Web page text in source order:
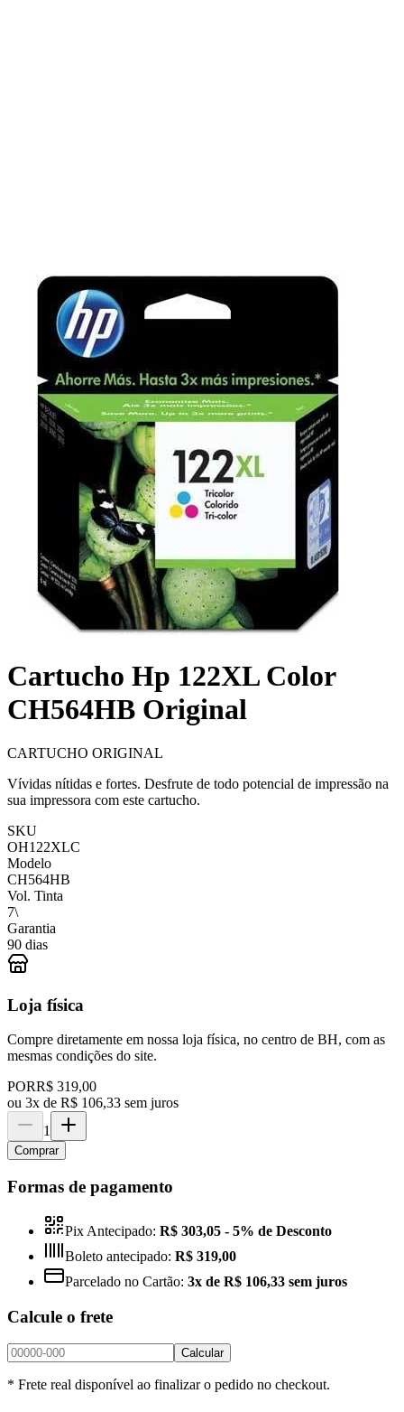
Cartucho Hp 122XL Color
CH564HB Original
CARTUCHO ORIGINAL
Vívidas nítidas e fortes. Desfrute de todo potencial de impressão na
sua impressora com este cartucho.
SKU
OH122XLC
Modelo
CH564HB
Vol. Tinta
7\
Garantia
90 dias
Loja física
Compre diretamente em nossa loja física, no centro de BH, com as
mesmas condições do site.
PORR$ 319,00
ou 3x de R$ 106,33 sem juros
1
Comprar
Formas de pagamento
Pix Antecipado: R$ 303,05 - 5% de Desconto
Boleto antecipado: R$ 319,00
Parcelado no Cartão: 3x de R$ 106,33 sem juros
Calcule o frete
Calcular
* Frete real disponível ao finalizar o pedido no checkout.